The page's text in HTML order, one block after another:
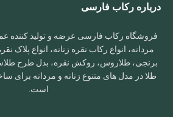
درباره رکاب فارسی
فروشگاه رکاب فارسی عرضه و تولید کننده
مردانه، انواع رکاب نقره زنانه، انواع پلاک
برنجی، طلاروس، روکش نقره، بدل طرح
طلا در مدل های متنوع زنانه و مردانه برای
است.